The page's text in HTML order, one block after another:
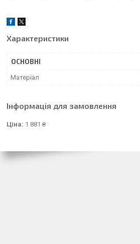
Характеристики
ОСНОВНІ
Матеріал
Інформація для замовлення
Ціна: 1 881 ₴